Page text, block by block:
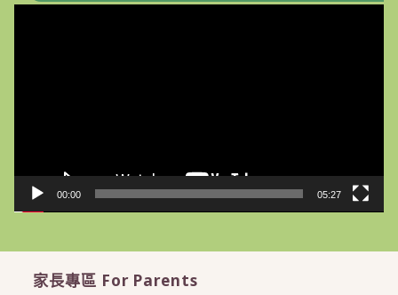
00:00 05:27
家長專區 For Parents